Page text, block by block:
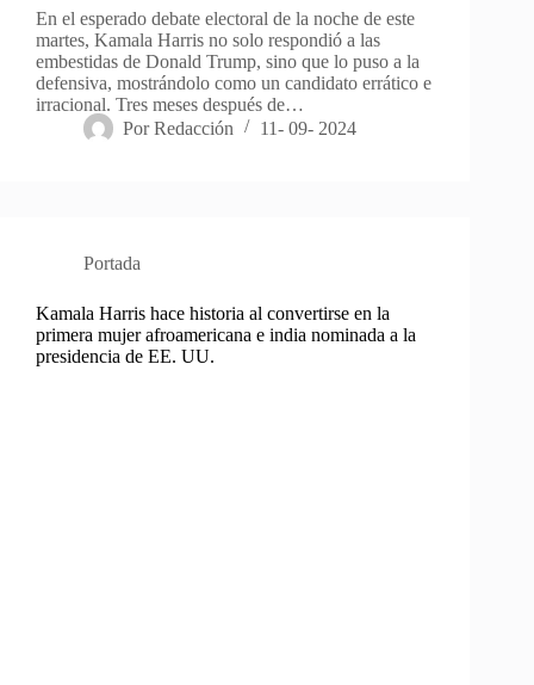
En el esperado debate electoral de la noche de este
martes, Kamala Harris no solo respondió a las
embestidas de Donald Trump, sino que lo puso a la
defensiva, mostrándolo como un candidato errático e
irracional. Tres meses después de…
Por Redacción 11- 09- 2024
Portada
Kamala Harris hace historia al convertirse en la
primera mujer afroamericana e india nominada a la
presidencia de EE. UU.